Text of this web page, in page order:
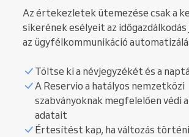
Az értekezletek ütemezése csak a
sikerének esélyeit az időgazdálkodás
az ügyfélkommunikáció
Töltse ki a névjegyzékét és a
A Reservio a hatályos nemzetközi
szabványoknak megfelelően védi
adatait
Értesítést kap, ha változás